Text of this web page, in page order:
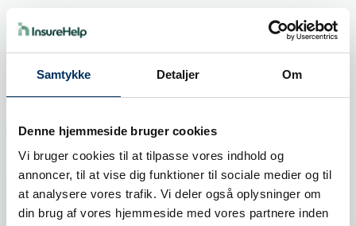
Samtykke Detaljer Om
Denne hjemmeside bruger cookies
Vi bruger cookies til at tilpasse vores indhold og
annoncer, til at vise dig funktioner til sociale medier og til
at analysere vores trafik. Vi deler også oplysninger om
din brug af vores hjemmeside med vores partnere inden
Som forsikringstager, kan det være svært at
gennemskue forsikringssproget og derved vide hvad
ens forsikringspolice dækker, om du har grundlag for
at klage over forsikringen, samt om du har fået den
erstatning du har ret til. Den videre proces efter
være uoverskuelig men også vildledende. Særligt
hvis du får en skade der går på tværs af flere
forskellige forsikringer, eller hvis dækningen ikke
fremgår tydelig af dine forsikringsbetingelser.
InsureHelp hjælper dig med en uvildig rådgivning i